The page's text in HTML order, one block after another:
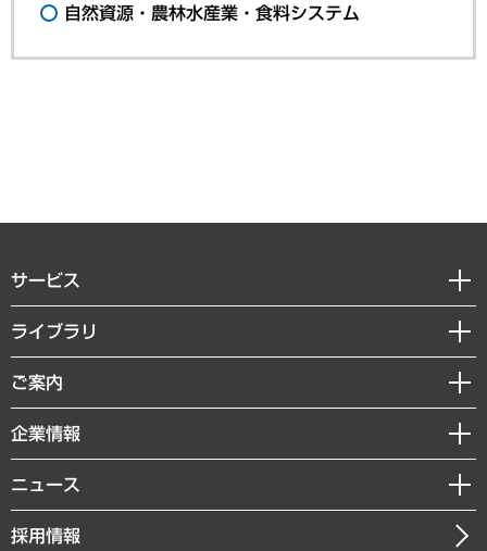
自然資源・農林水産業・食料システム
サービス
経営戦略
組織・人事戦略
デジタルイノベーション
共生・ダイバーシティ
GRC（ガバナンス・リスク・コンプライアンス）・防災（政策）
経済・産業・雇用・労働
ライブラリ
経済調査
レポート
コラム
経営用語集
ご案内
セミナー・イベント情報
MUFGビジネスセミナー
受託案件情報
企業情報
私たちの想い
社長メッセージ
会社概要
ニュース
ニュースリリース
採用情報